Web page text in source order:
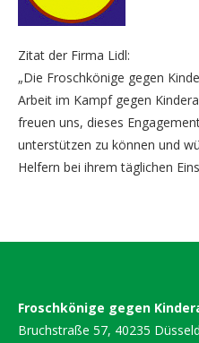
Zitat der Firma Lidl:
„Die Froschkönige gegen
Arbeit im Kampf gegen
freuen uns, dieses
unterstützen zu können und
Helfern bei ihrem täglichen
Froschkönige gegen
Bruchstraße 57, 40235